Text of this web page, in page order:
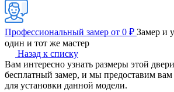
Профессиональный замер от 0 ₽ Замер и
один и тот же мастер
Назад к списку
Вам интересно узнать размеры этой
бесплатный замер, и мы предоставим
для установки данной модели.